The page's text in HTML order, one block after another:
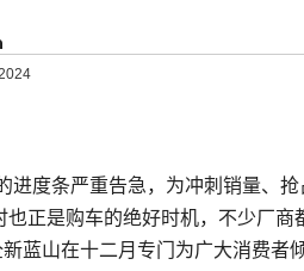
进度条严重告急，为冲刺销量、
也正是购车的绝好时机，不少厂
新蓝山在十二月专门为广大消费